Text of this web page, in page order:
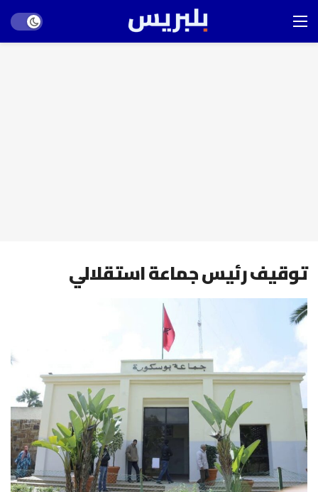
mode
توقيف رئيس جماعة استقلالي